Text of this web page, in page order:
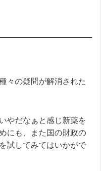
々の疑問が解消された
やだなぁと感じ新薬を
にも、また国の財政の
試してみてはいかがで